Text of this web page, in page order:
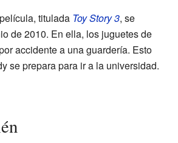
titulada Toy Story 3, se
de 2010. En ella, los juguetes de
accidente a una guardería. Esto
se prepara para ir a la universidad.